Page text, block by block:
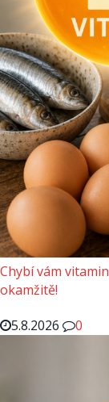
Chybí vám
okamžitě!
5.8.2026
0